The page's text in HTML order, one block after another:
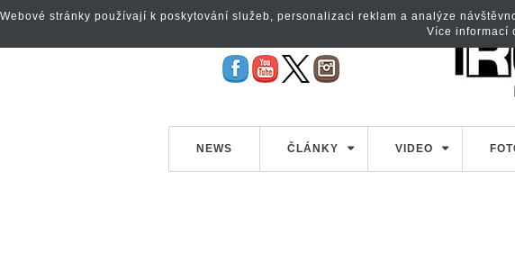
NEWS ČLÁNKY VIDEO
Webové stránky používají k poskytování služeb, personalizaci reklam a analýze
Více informací